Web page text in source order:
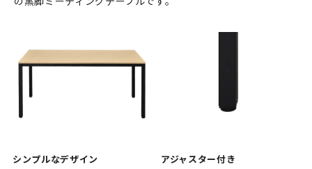
シンプルなデザイン
アジャスター付き